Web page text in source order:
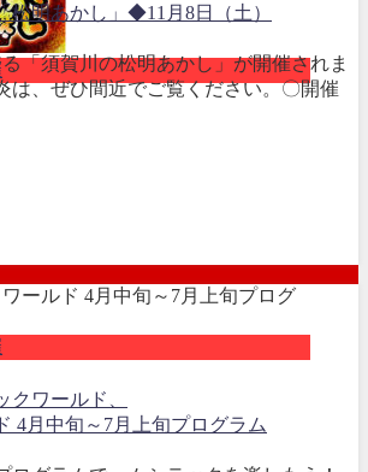
松明あかし」◆11月8日（土）
「須賀川の松明あかし」が開催されま
は、ぜひ間近でご覧ください。〇開催
クワールド、
4月中旬～7月上旬プログラム